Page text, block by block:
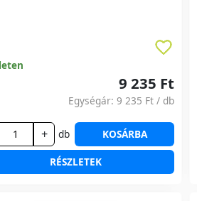
9 235 Ft
Egységár: 9 235 Ft / db
+ db KOSÁRBA
RÉSZLETEK